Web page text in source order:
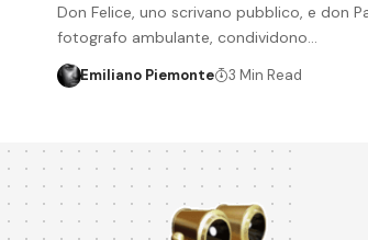
Don Felice, uno scrivano pubblico, e don
fotografo ambulante, condividono…
Emiliano Piemonte 3 Min Read